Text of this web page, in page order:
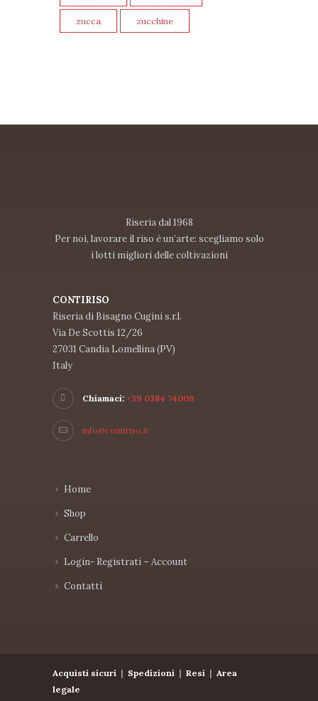
zucca zucchine
Riseria dal 1968
Per noi, lavorare il riso è un’arte: scegliamo solo
i lotti migliori delle coltivazioni
CONTIRISO
Riseria di Bisagno Cugini s.r.l.
Via De Scottis 12/26
27031 Candia Lomellina (PV)
Italy
Chiamaci: +39 0384 74009
info@contiriso.it
Home
Shop
Carrello
Login- Registrati – Account
Contatti
Acquisti sicuri | Spedizioni | Resi | Area
legale